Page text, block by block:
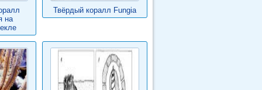
на
Твёрдый коралл Fungia